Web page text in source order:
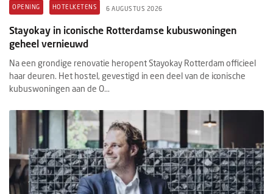
OPENING HOTELKETENS 6 AUGUSTUS 2026
Stayokay in iconische Rotterdamse kubuswoningen
geheel vernieuwd
Na een grondige renovatie heropent Stayokay Rotterdam officieel
haar deuren. Het hostel, gevestigd in een deel van de iconische
kubuswoningen aan de O...